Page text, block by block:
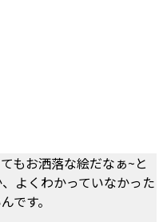
もお洒落な絵だなぁ~と
よくわかっていなかった
です。